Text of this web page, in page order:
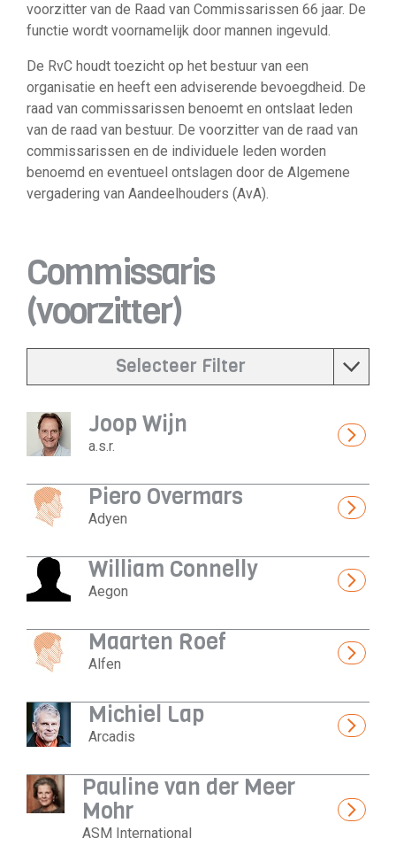
voorzitter van de Raad van Commissarissen 66 jaar. De
functie wordt voornamelijk door mannen ingevuld.
De RvC houdt toezicht op het bestuur van een
organisatie en heeft een adviserende bevoegdheid. De
raad van commissarissen benoemt en ontslaat leden
van de raad van bestuur. De voorzitter van de raad van
commissarissen en de individuele leden worden
benoemd en eventueel ontslagen door de Algemene
vergadering van Aandeelhouders (AvA).
Commissaris
(voorzitter)
Selecteer Filter
Joop Wijn
a.s.r.
Piero Overmars
Adyen
William Connelly
Aegon
Maarten Roef
Alfen
Michiel Lap
Arcadis
Pauline van der Meer
Mohr
ASM International